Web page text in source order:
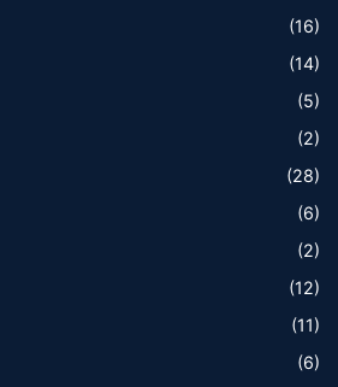
(16)
(14)
(5)
(2)
(28)
(6)
(2)
(12)
(11)
(6)